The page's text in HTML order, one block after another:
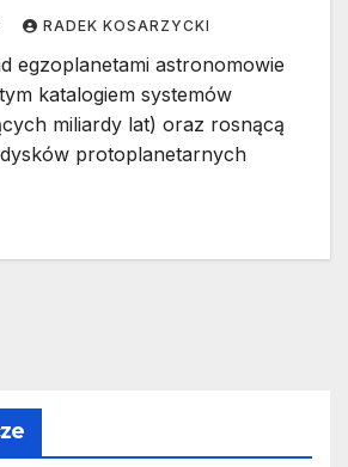
RADEK KOSARZYCKI
egzoplanetami astronomowie
katalogiem systemów
miliardy lat) oraz rosnącą
protoplanetarnych